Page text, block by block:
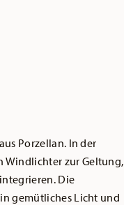
aus Porzellan. In der
Windlichter zur Geltung,
integrieren. Die
gemütliches Licht und